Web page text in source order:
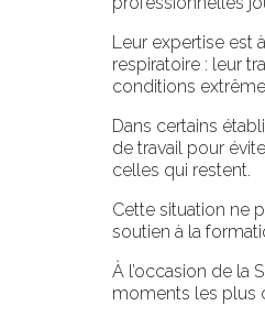
Leur expertise est
respiratoire : leur
conditions
Dans certains
de travail pour
celles qui restent.
Cette situation ne
soutien à la
À l’occasion de la
moments les plus